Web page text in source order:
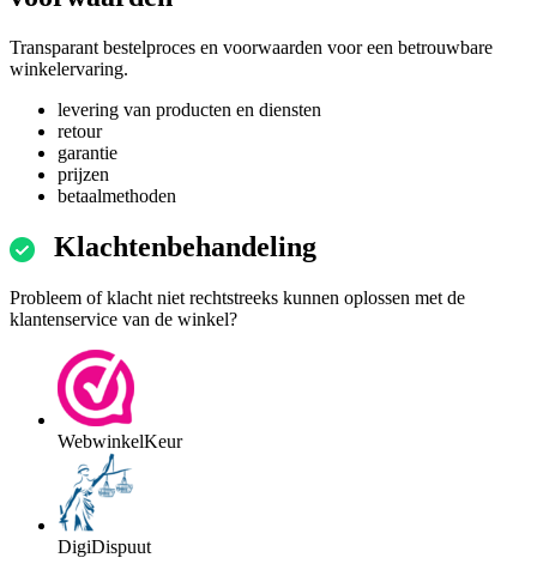
Transparant bestelproces en voorwaarden voor een betrouwbare
winkelervaring.
levering van producten en diensten
retour
garantie
prijzen
betaalmethoden
Klachtenbehandeling
Probleem of klacht niet rechtstreeks kunnen oplossen met de
klantenservice van de winkel?
WebwinkelKeur
DigiDispuut